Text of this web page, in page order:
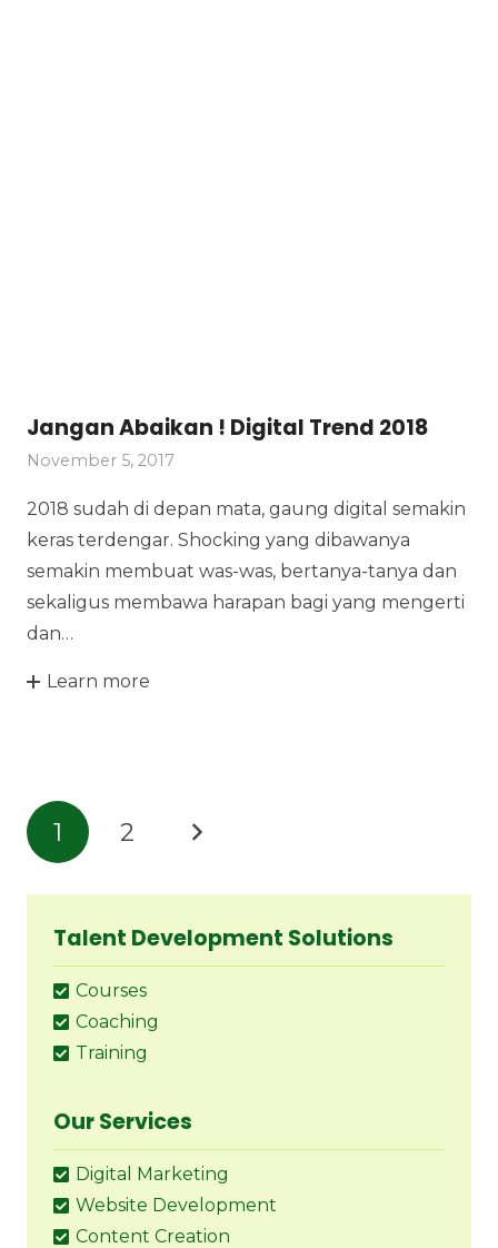
Jangan Abaikan ! Digital Trend 2018
November 5, 2017
2018 sudah di depan mata, gaung digital semakin
keras terdengar. Shocking yang dibawanya
semakin membuat was-was, bertanya-tanya dan
sekaligus membawa harapan bagi yang mengerti
dan…
Learn more
1 2
Talent Development Solutions
Courses
Coaching
Training
Our Services
Digital Marketing
Website Development
Content Creation